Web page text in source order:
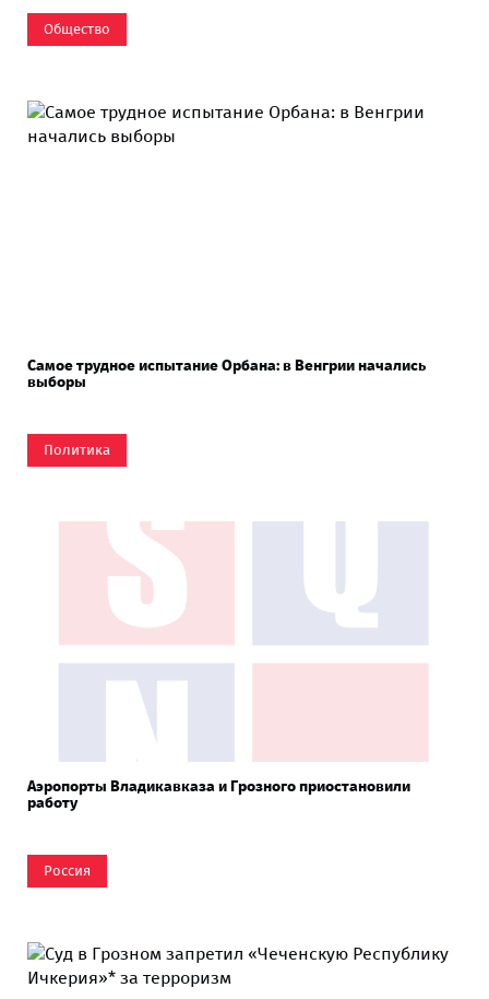
Общество
Самое трудное испытание Орбана: в Венгрии начались
выборы
Политика
Аэропорты Владикавказа и Грозного приостановили
работу
Россия